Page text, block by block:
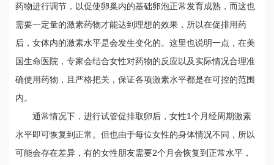
药物进行调节，以促使卵巢内的基础卵泡正常发育成熟，而这也
需要一定量的激素药物才能达到理想的效果，所以在促排用药
后，女体内的激素水平是会发生变化的。这里也说明一点，在美
国生命医院，专家会结合女性对药物的反应以及实际情况合理准
确使用药物，且严格把关，保证各项激素水平都是在可控的范围
内。
通常情况下，进行试管促排取卵后，女性1个月经周期激素
水平即可恢复到正常。但也由于每位女性的身体情况不同，所以
可能会存在差异，有的女性朋友需要2个月会恢复到正常水平，